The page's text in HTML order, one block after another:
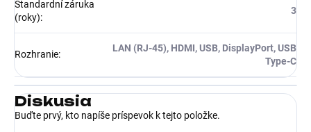
Standardní záruka
(roky):
3
Rozhranie:
LAN (RJ-45), HDMI, USB, DisplayPort, USB
Type-C
Diskusia
Buďte prvý, kto napíše príspevok k tejto položke.